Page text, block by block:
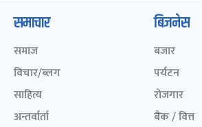
समाचार
समाज
विचार/ब्लग
साहित्य
अन्तर्वार्ता
बिजनेस
बजार
पर्यटन
रोजगार
बैंक / वित्त